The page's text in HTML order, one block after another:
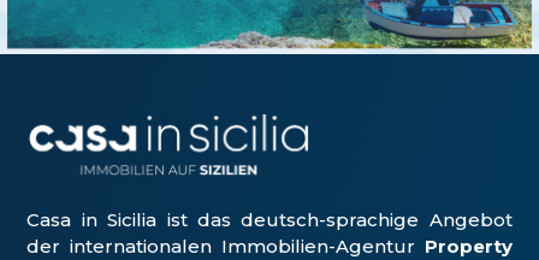
Casa in Sicilia ist das deutsch-sprachige Angebot
der internationalen Immobilien-Agentur Property